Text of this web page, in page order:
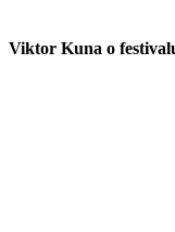
Viktor Kuna o